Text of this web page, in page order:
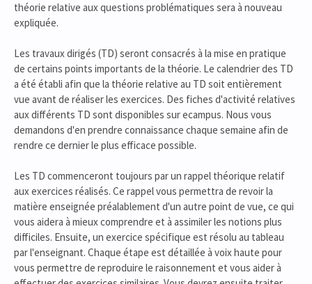
théorie relative aux questions problématiques sera à nouveau
expliquée.
Les travaux dirigés (TD) seront consacrés à la mise en pratique
de certains points importants de la théorie. Le calendrier des TD
a été établi afin que la théorie relative au TD soit entièrement
vue avant de réaliser les exercices. Des fiches d'activité relatives
aux différents TD sont disponibles sur ecampus. Nous vous
demandons d'en prendre connaissance chaque semaine afin de
rendre ce dernier le plus efficace possible.
Les TD commenceront toujours par un rappel théorique relatif
aux exercices réalisés. Ce rappel vous permettra de revoir la
matière enseignée préalablement d'un autre point de vue, ce qui
vous aidera à mieux comprendre et à assimiler les notions plus
difficiles. Ensuite, un exercice spécifique est résolu au tableau
par l'enseignant. Chaque étape est détaillée à voix haute pour
vous permettre de reproduire le raisonnement et vous aider à